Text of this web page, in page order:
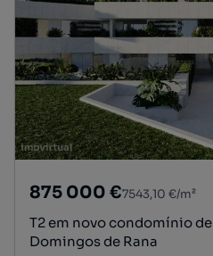
875 000 €7543,10 €/m²
T2 em novo condomínio de
Domingos de Rana